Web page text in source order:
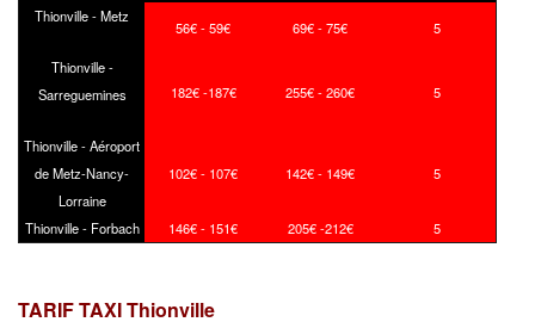
Thionville - Metz
56€ - 59€ 69€ - 75€ 5
Thionville -
Sarreguemines
182€ -187€ 255€ - 260€ 5
Thionville - Aéroport
de Metz-Nancy-
Lorraine
102€ - 107€ 142€ - 149€ 5
Thionville - Forbach 146€ - 151€ 205€ -212€ 5
TARIF TAXI Thionville